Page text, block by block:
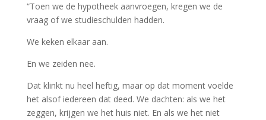
“Toen we de hypotheek aanvroegen, kregen we de
vraag of we studieschulden hadden.
We keken elkaar aan.
En we zeiden nee.
Dat klinkt nu heel heftig, maar op dat moment voelde
het alsof iedereen dat deed. We dachten: als we het
zeggen, krijgen we het huis niet. En als we het niet